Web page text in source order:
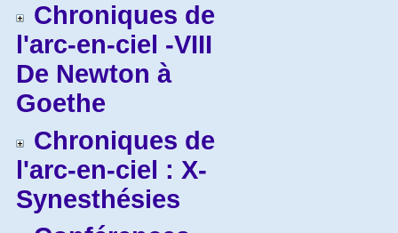
Chroniques de
l'arc-en-ciel -VIII
De Newton à
Goethe
Chroniques de
l'arc-en-ciel : X-
Synesthésies